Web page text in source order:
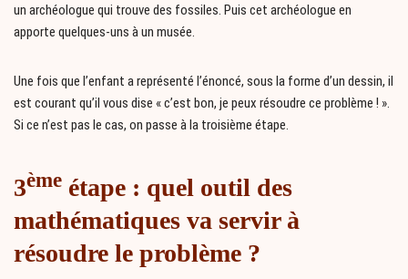
un archéologue qui trouve des fossiles. Puis cet archéologue en
apporte quelques-uns à un musée.
Une fois que l’enfant a représenté l’énoncé, sous la forme d’un dessin, il
est courant qu’il vous dise « c’est bon, je peux résoudre ce problème ! ».
Si ce n’est pas le cas, on passe à la troisième étape.
3ème étape : quel outil des
mathématiques va servir à
résoudre le problème ?